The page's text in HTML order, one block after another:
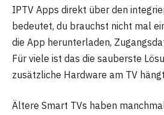
IPTV Apps direkt über den
bedeutet, du brauchst nicht mal
die App herunterladen,
Für viele ist das die sauberste
zusätzliche Hardware am TV
Ältere Smart TVs haben